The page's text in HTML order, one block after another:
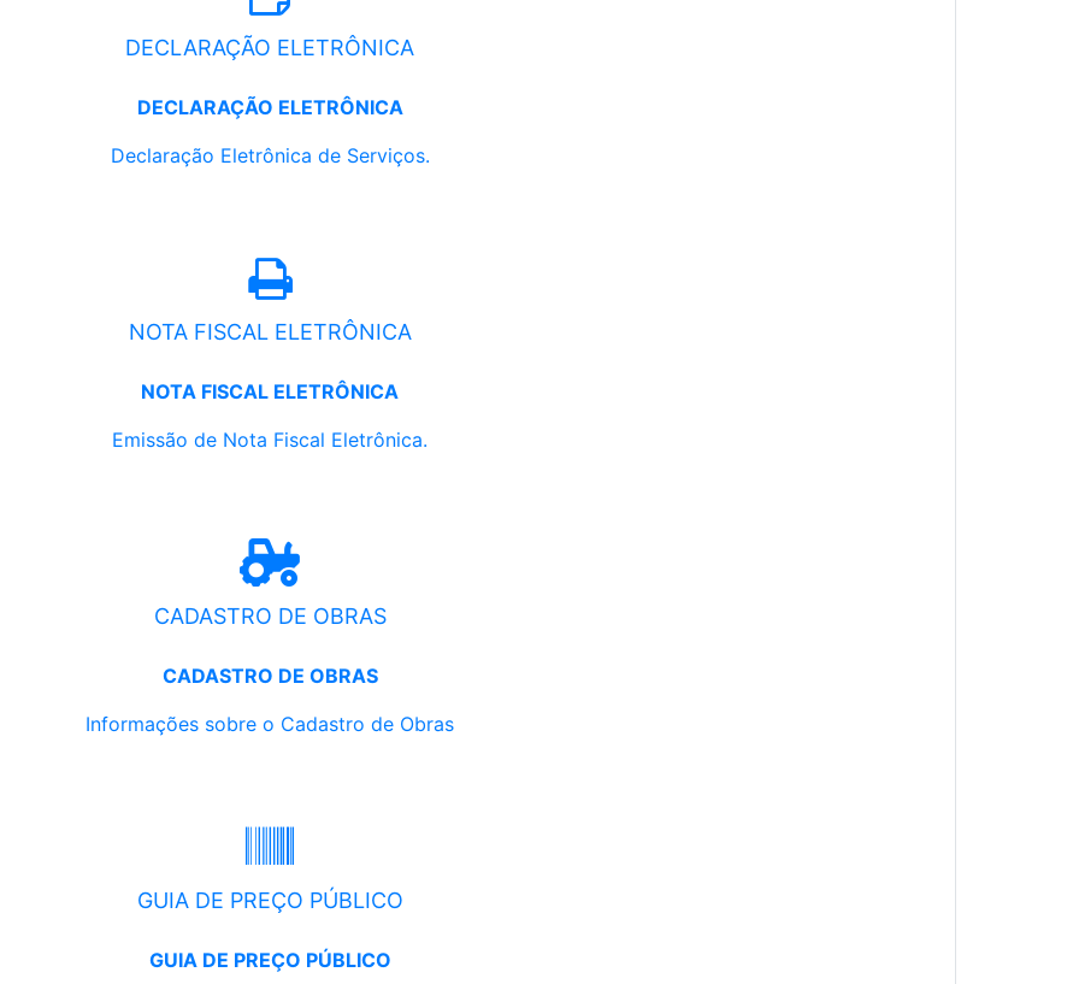
DECLARAÇÃO ELETRÔNICA
DECLARAÇÃO ELETRÔNICA
Declaração Eletrônica de Serviços.
NOTA FISCAL ELETRÔNICA
NOTA FISCAL ELETRÔNICA
Emissão de Nota Fiscal Eletrônica.
CADASTRO DE OBRAS
CADASTRO DE OBRAS
Informações sobre o Cadastro de Obras
GUIA DE PREÇO PÚBLICO
GUIA DE PREÇO PÚBLICO